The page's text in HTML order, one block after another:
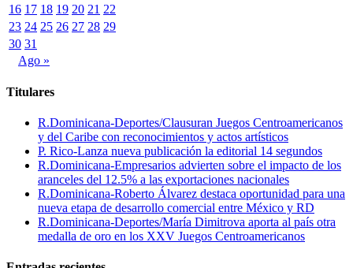
16 17 18 19 20 21 22
23 24 25 26 27 28 29
30 31
Ago »
Titulares
R.Dominicana-Deportes/Clausuran Juegos Centroamericanos
y del Caribe con reconocimientos y actos artísticos
P. Rico-Lanza nueva publicación la editorial 14 segundos
R.Dominicana-Empresarios advierten sobre el impacto de los
aranceles del 12.5% a las exportaciones nacionales
R.Dominicana-Roberto Álvarez destaca oportunidad para una
nueva etapa de desarrollo comercial entre México y RD
R.Dominicana-Deportes/María Dimitrova aporta al país otra
medalla de oro en los XXV Juegos Centroamericanos